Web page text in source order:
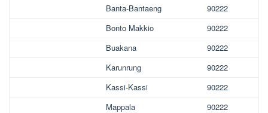
Banta-Bantaeng
90222
Bonto Makkio
90222
Buakana
90222
Karunrung
90222
Kassi-Kassi
90222
Mappala
90222